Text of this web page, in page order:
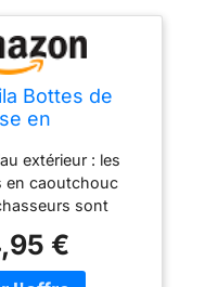
Bottes de
en
en
de
de 3 mm
extérieur : les
en caoutchouc
sont
naturel -
progrès
€